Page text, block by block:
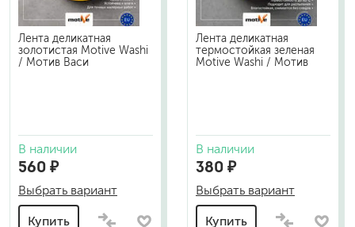
Лента деликатная
золотистая Motive Washi
/ Мотив Васи
В наличии
560 ₽
Выбрать вариант
Купить
Лента деликатная
термостойкая зеленая
Motive Washi / Мотив
В наличии
380 ₽
Выбрать вариант
Купить